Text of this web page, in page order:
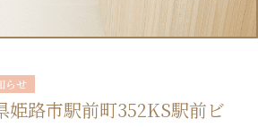
らせ
姫路市駅前町352KS駅前ビ